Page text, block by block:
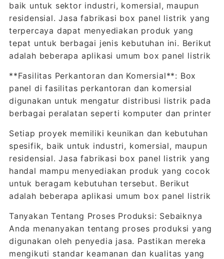
baik untuk sektor industri, komersial, maupun
residensial. Jasa fabrikasi box panel listrik yang
terpercaya dapat menyediakan produk yang
tepat untuk berbagai jenis kebutuhan ini. Berikut
adalah beberapa aplikasi umum box panel listrik
**Fasilitas Perkantoran dan Komersial**: Box
panel di fasilitas perkantoran dan komersial
digunakan untuk mengatur distribusi listrik pada
berbagai peralatan seperti komputer dan printer
Setiap proyek memiliki keunikan dan kebutuhan
spesifik, baik untuk industri, komersial, maupun
residensial. Jasa fabrikasi box panel listrik yang
handal mampu menyediakan produk yang cocok
untuk beragam kebutuhan tersebut. Berikut
adalah beberapa aplikasi umum box panel listrik
Tanyakan Tentang Proses Produksi: Sebaiknya
Anda menanyakan tentang proses produksi yang
digunakan oleh penyedia jasa. Pastikan mereka
mengikuti standar keamanan dan kualitas yang